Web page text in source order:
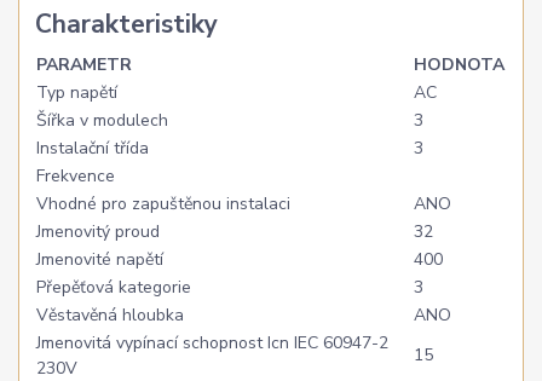
Charakteristiky
PARAMETR
HODNOTA
Typ napětí
AC
Šířka v modulech
3
Instalační třída
3
Frekvence
Vhodné pro zapuštěnou instalaci
ANO
Jmenovitý proud
32
Jmenovité napětí
400
Přepěťová kategorie
3
Věstavěná hloubka
ANO
Jmenovitá vypínací schopnost Icn IEC 60947-2
230V
15